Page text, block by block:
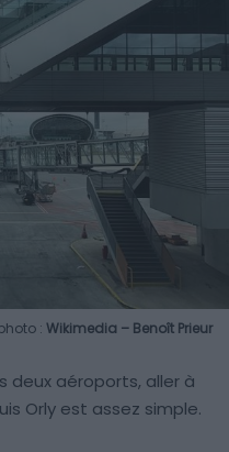
: Wikimedia – Benoît Prieur
deux aéroports, aller à
Orly est assez simple.